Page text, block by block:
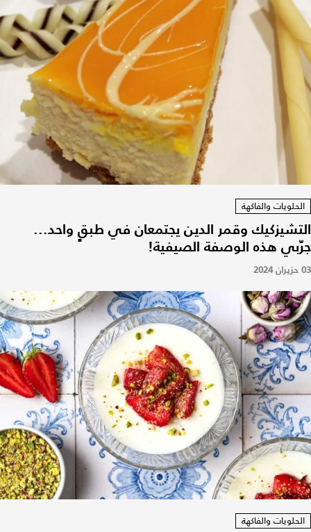
الحلويات والفاكهة
التشيزكيك وقمر الدين يجتمعان في طبقٍ واحد...
جرّبي هذه الوصفة الصيفية!
03 حزيران 2024
الحلويات والفاكهة